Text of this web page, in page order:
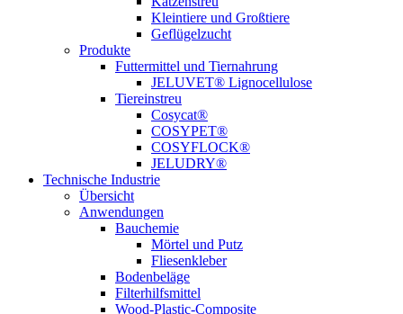
Kleintiere und Großtiere
Geflügelzucht
Produkte
Futtermittel und Tiernahrung
JELUVET® Lignocellulose
Tiereinstreu
Cosycat®
COSYPET®
COSYFLOCK®
JELUDRY®
Technische Industrie
Übersicht
Anwendungen
Bauchemie
Mörtel und Putz
Fliesenkleber
Bodenbeläge
Filterhilfsmittel
Wood-Plastic-Composite